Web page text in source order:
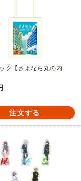
グ【さよなら丸の内